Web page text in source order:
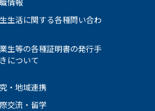
生活に関する各種問い合わ
生等の各種証明書の発行手
について
・地域連携
交流・留学